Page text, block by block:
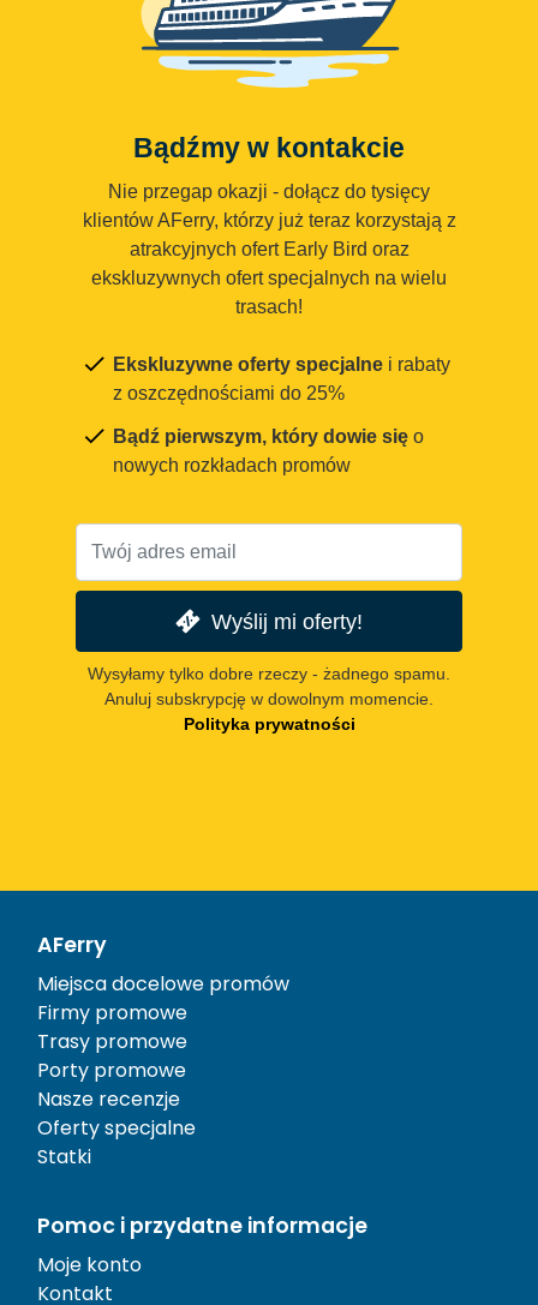
Bądźmy w kontakcie
Nie przegap okazji - dołącz do tysięcy
klientów AFerry, którzy już teraz korzystają z
atrakcyjnych ofert Early Bird oraz
ekskluzywnych ofert specjalnych na wielu
trasach!
Ekskluzywne oferty specjalne i rabaty
z oszczędnościami do 25%
Bądź pierwszym, który dowie się o
nowych rozkładach promów
Wyślij mi oferty!
Wysyłamy tylko dobre rzeczy - żadnego spamu.
Anuluj subskrypcję w dowolnym momencie.
Polityka prywatności
AFerry
Miejsca docelowe promów
Firmy promowe
Trasy promowe
Porty promowe
Nasze recenzje
Oferty specjalne
Statki
Pomoc i przydatne informacje
Moje konto
Kontakt